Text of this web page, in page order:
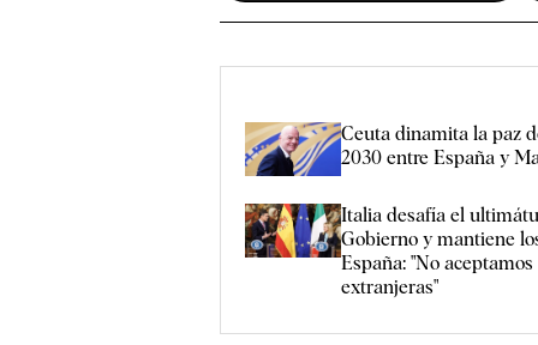
Ceuta dinamita la paz
2030 entre España y
Italia desafía el
Gobierno y mantiene
España: "No
extranjeras"